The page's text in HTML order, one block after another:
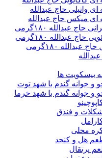
وانیلی حاج عبدالله
میکس حاج عبدالله
عبدالله ۱۸۰گرمی
عبدالله ۱۸۰گرمی
۱۸۰گرمی
بیسکویت ها
و جوانه گندم با شهد توت
و جوانه گندم با شهد خرما
و فندق
محلی
هل و کنجد
پرتقال